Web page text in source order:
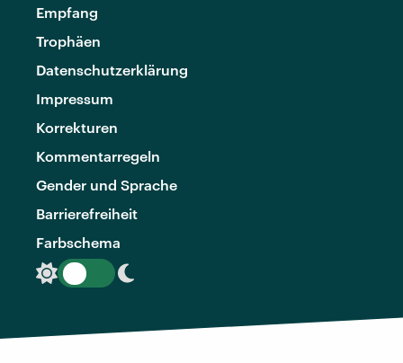
Empfang
Trophäen
Datenschutzerklärung
Impressum
Korrekturen
Kommentarregeln
Gender und Sprache
Barrierefreiheit
Farbschema